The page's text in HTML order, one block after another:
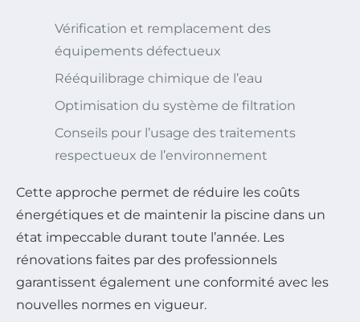
Vérification et remplacement des
équipements défectueux
Rééquilibrage chimique de l’eau
Optimisation du système de filtration
Conseils pour l’usage des traitements
respectueux de l’environnement
Cette approche permet de réduire les coûts
énergétiques et de maintenir la piscine dans un
état impeccable durant toute l’année. Les
rénovations faites par des professionnels
garantissent également une conformité avec les
nouvelles normes en vigueur.